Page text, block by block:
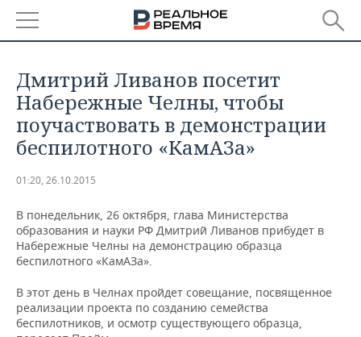
БАШКОРТОСТАН
ТАТАРСТАН
НОВОСТИ
АНАЛИТИКА
КОРОЛИ ГОСЗАКАЗА ПФО
КОМУ ПРИНАДЛЕЖАТ
ТОРГОВЫЕ ЦЕНТРЫ
ФИНАНСЫ
БЮДЖЕТ
НОВОСТИ
ПРОМЫШЛЕННОСТИ
АГРОПРОМ
МАШИНОСТРОЕНИЕ
НЕДВИЖИМОСТЬ
НОВОСТИ АВТО
БИЗНЕС
Дмитрий Ливанов посетит
Набережные Челны, чтобы
поучаствовать в демонстрации
беспилотного «КамАЗа»
01:20, 26.10.2015
В понедельник, 26 октября, глава Министерства
образования и науки РФ Дмитрий Ливанов прибудет в
Набережные Челны на демонстрацию образца
беспилотного «КамАЗа».
В этот день в Челнах пройдет совещание, посвященное
реализации проекта по созданию семейства
беспилотников, и осмотр существующего образца,